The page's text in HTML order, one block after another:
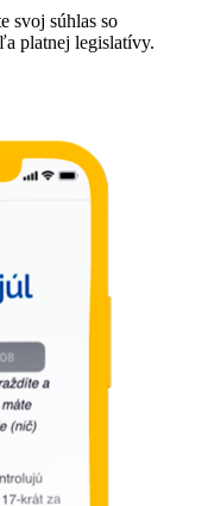
svoj súhlas so
platnej legislatívy.